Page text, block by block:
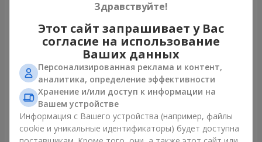
Букет "Юмоки"
1 175 грн
Букет "Очарование
нежности"
3 199 грн
Здравствуйте!
Этот сайт запрашивает у Вас
согласие на использование
Ваших данных
Персонализированная реклама и контент,
аналитика, определение эффективности
Хранение и/или доступ к информации на
Вашем устройстве
Информация с Вашего устройства (например, файлы
cookie и уникальные идентификаторы) будет доступна